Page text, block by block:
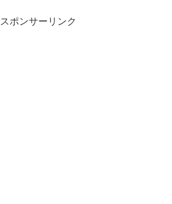
スポンサーリンク